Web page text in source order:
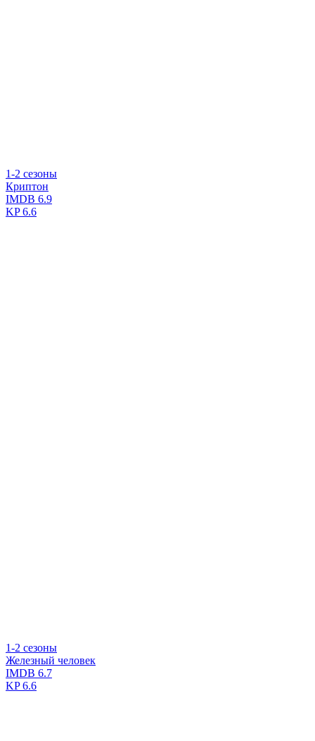
1-2 сезоны
Криптон
IMDB 6.9
KP6.6
1-2 сезоны
Железный человек
IMDB 6.7
KP6.6